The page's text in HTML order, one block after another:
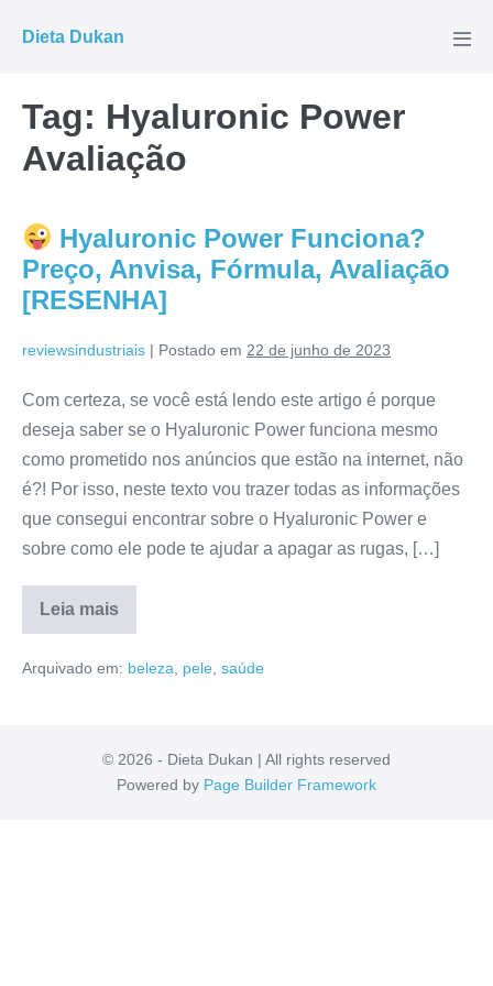
para
conteúdo
Dieta Dukan
Tag: Hyaluronic Power
Avaliação
Hyaluronic Power Funciona?
Preço, Anvisa, Fórmula, Avaliação
[RESENHA]
reviewsindustriais | Postado em 22 de junho de 2023
Com certeza, se você está lendo este artigo é porque
deseja saber se o Hyaluronic Power funciona mesmo
como prometido nos anúncios que estão na internet, não
é?! Por isso, neste texto vou trazer todas as informações
que consegui encontrar sobre o Hyaluronic Power e
sobre como ele pode te ajudar a apagar as rugas, […]
Leia mais
Hyaluronic
Funciona?
[RESENHA]
Arquivado em: beleza pele saúde
© 2026 - Dieta Dukan | All rights reserved
Powered by Page Builder Framework